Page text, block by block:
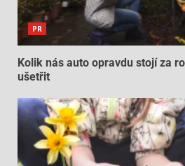
PR
Kolik nás auto opravdu stojí za
ušetřit